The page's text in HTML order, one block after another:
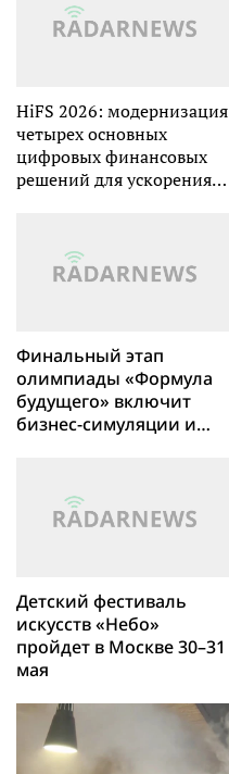
HiFS 2026: модернизация
четырех основных
цифровых финансовых
решений для ускорения
банкинг
Финальный этап
олимпиады «Формула
будущего» включит
бизнес-симуляции и
Детский фестиваль
искусств «Небо»
пройдет в Москве 30–31
мая